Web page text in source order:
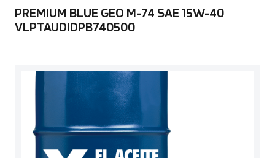
PREMIUM BLUE GEO M-74 SAE 15W-40
VLPTAUDIDPB740500